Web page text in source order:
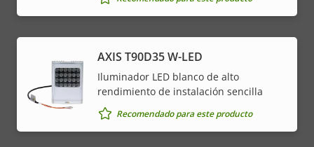
AXIS T90D35 W-LED
Iluminador LED blanco de alto
rendimiento de instalación sencilla
Recomendado para este producto